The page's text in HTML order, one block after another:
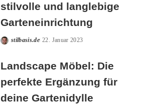
stilvolle und langlebige
Garteneinrichtung
Posted
stilbasis.de 22. Januar 2023
Landscape Möbel: Die
perfekte Ergänzung für
deine Gartenidylle